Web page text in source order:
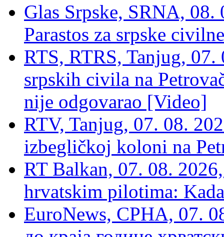
Glas Srpske, SRNA,
Parastos za srpske
RTS, RTRS, Tanjug,
srpskih civila na
nije odgovarao [Video]
RTV, Tanjug, 07. 08.
izbegličkoj koloni na
RT Balkan, 07. 08.
hrvatskim pilotima:
EuroNews, СРНА, 07.